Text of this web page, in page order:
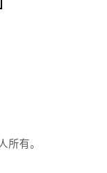
有。